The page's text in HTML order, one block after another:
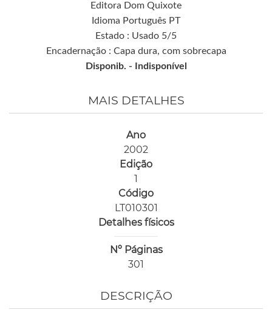
Editora Dom Quixote
Idioma Português PT
Estado : Usado 5/5
Encadernação : Capa dura, com sobrecapa
Disponib. -
Indisponível
MAIS DETALHES
Ano
2002
Edição
1
Código
LT010301
Detalhes físicos
Nº Páginas
301
DESCRIÇÃO